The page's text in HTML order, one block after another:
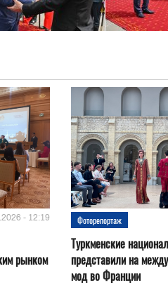
- 12:19
рынком
Фоторепортаж
Туркменские
представили на
мод во Франции